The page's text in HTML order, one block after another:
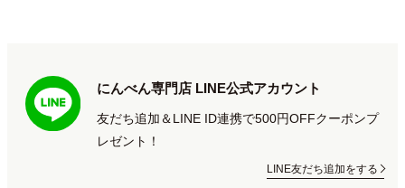
にんべん専門店 LINE公式アカウント
友だち追加＆LINE ID連携で500円OFFクーポンプ
レゼント！
LINE友だち追加をする